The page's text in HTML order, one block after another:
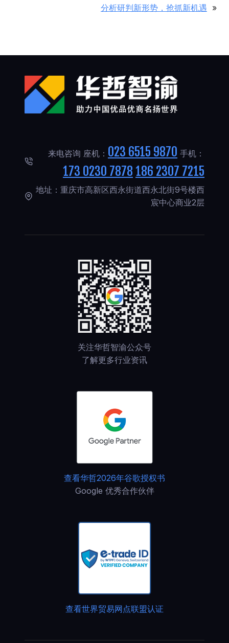
分析研判新形势，抢抓新机遇 »
来电咨询 座机： 023 6515 9870 手机：
173 0230 7878 186 2307 7215
地址：重庆市高新区西永街道西永北街9号楼西
宸中心商业2层
关注华哲智渝公众号
了解更多行业资讯
查看华哲2026年谷歌授权书
Google 优秀合作伙伴
查看世界贸易网点联盟认证